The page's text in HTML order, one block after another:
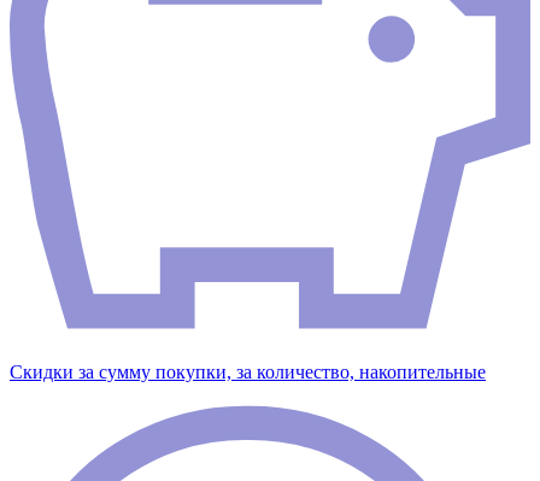
Скидки за сумму покупки, за количество, накопительные